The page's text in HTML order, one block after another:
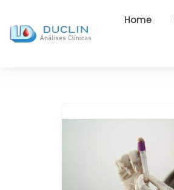
Home